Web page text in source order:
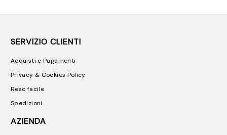
SERVIZIO CLIENTI
Acquisti e Pagamenti
Privacy & Cookies Policy
Reso facile
Spedizioni
AZIENDA